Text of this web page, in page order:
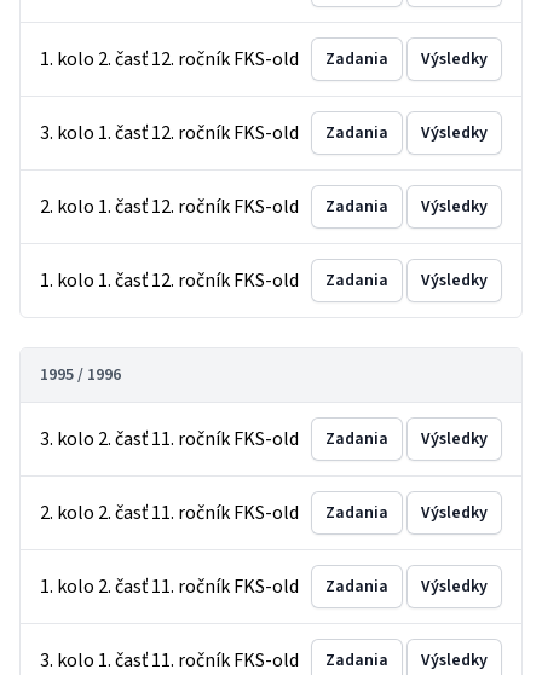
1. kolo 2. časť 12. ročník FKS-old Zadania Výsledky
3. kolo 1. časť 12. ročník FKS-old Zadania Výsledky
2. kolo 1. časť 12. ročník FKS-old Zadania Výsledky
1. kolo 1. časť 12. ročník FKS-old Zadania Výsledky
1995 / 1996
3. kolo 2. časť 11. ročník FKS-old Zadania Výsledky
2. kolo 2. časť 11. ročník FKS-old Zadania Výsledky
1. kolo 2. časť 11. ročník FKS-old Zadania Výsledky
3. kolo 1. časť 11. ročník FKS-old Zadania Výsledky